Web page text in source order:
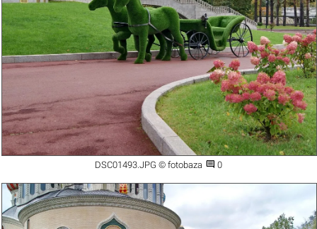
DSC01493.JPG © fotobaza  0